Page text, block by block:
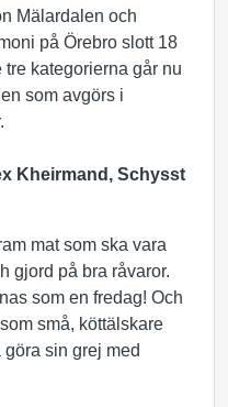
Mälardalen och
på Örebro slott 18
kategorierna går nu
som avgörs i
Kheirmand, Schysst
mat som ska vara
gjord på bra råvaror.
som en fredag! Och
små, köttälskare
sin grej med